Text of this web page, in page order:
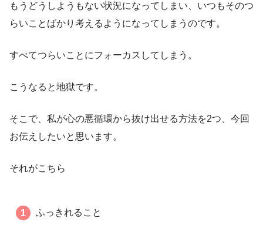
もうどうしようもない状況になってしまい、いつもそのつ
らいことばかり考えるようになってしまうのです。
すべてつらいことにフォーカスしてしまう。
こうなると地獄です。
そこで、私が心の悪循環から抜け出せる方法を2つ、今回
お伝えしたいと思います。
それがこちら
ふっきれること